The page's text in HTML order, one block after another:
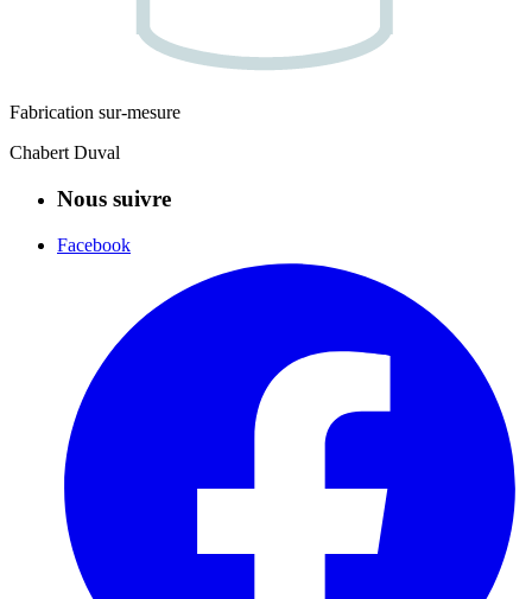
Fabrication sur-mesure
Chabert Duval
Nous suivre
Facebook